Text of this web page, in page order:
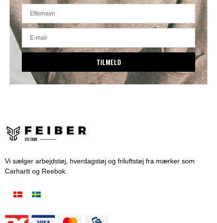
TILMELD
Vi sælger arbejdstøj, hverdagstøj og friluftstøj fra mærker som
Carhartt og Reebok.